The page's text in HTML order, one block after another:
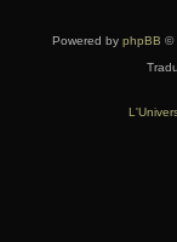
Powered by phpBB ©